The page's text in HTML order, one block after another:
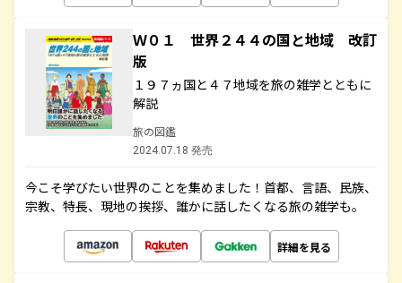
Ｗ０１ 世界２４４の国と地域 改訂
版
１９７ヵ国と４７地域を旅の雑学とともに
解説
旅の図鑑
2024.07.18 発売
今こそ学びたい世界のことを集めました！首都、言語、民族、
宗教、特長、現地の挨拶、誰かに話したくなる旅の雑学も。
詳細を見る